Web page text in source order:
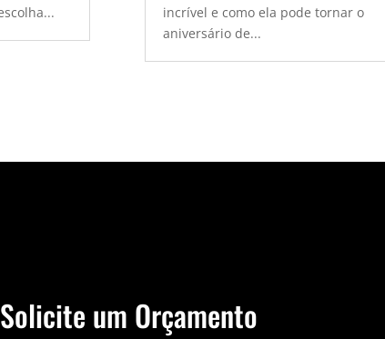
incrível e como ela pode tornar o
aniversário de...
Solicite um Orçamento